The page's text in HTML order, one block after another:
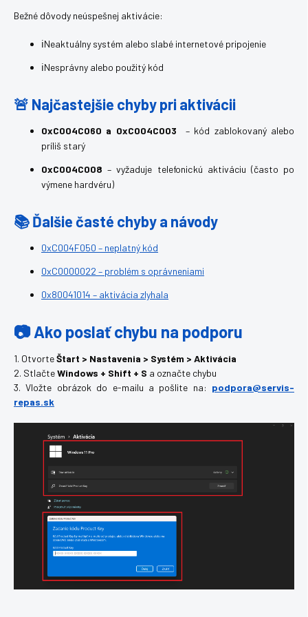
Bežné dôvody neúspešnej aktivácie:
ℹ️Neaktuálny systém alebo slabé internetové pripojenie
ℹ️Nesprávny alebo použitý kód
🚨 Najčastejšie chyby pri aktivácii
0xC004C060 a 0xC004C003
– kód zablokovaný alebo
príliš starý
0xC004C008 – vyžaduje telefonickú aktiváciu (často po
výmene hardvéru)
📚 Ďalšie časté chyby a návody
0xC004F050 – neplatný kód
0xC0000022 – problém s oprávneniami
0x80041014 – aktivácia zlyhala
📷 Ako poslať chybu na podporu
1. OtvorteŠtart > Nastavenia > Systém > Aktivácia
2. StlačteWindows + Shift + S a označte chybu
3. Vložte obrázok do e-mailu a pošlite na: podpora@servis-
repas.sk